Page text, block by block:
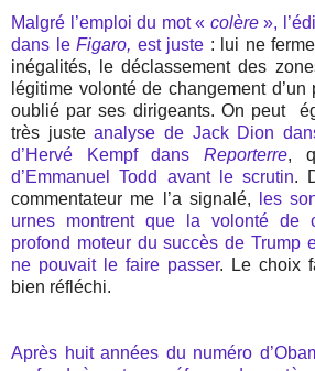
Malgré l’emploi du mot « colère»,
dans leFigaro, est juste : lui ne
inégalités, le déclassement des
légitime volonté de changement
oublié par ses dirigeants. On peut
très justeanalyse de Jack Dion
d’Hervé Kempf dans Reporterre,
d’Emmanuel Todd avant le scrutin.
commentateur me l’a signalé,
les
urnes montrent que la volonté de
profond moteur du succès de Trump
ne pouvait le faire passer. Le choix
bien réfléchi.
Après huit années du numéro